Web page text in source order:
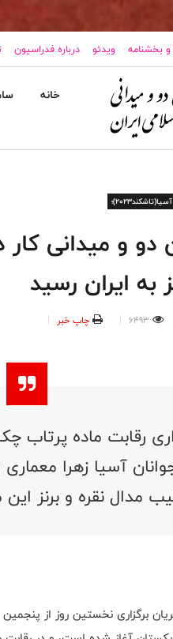
و بخشنامه ویدئو درباره فدراسیون
خانه
و میدانی
به ایران رسید
6493 چاپ خبر
رقابت ماده
آسیا زهرا
مدال نقره و برنز
برگزاری نخستین روز از